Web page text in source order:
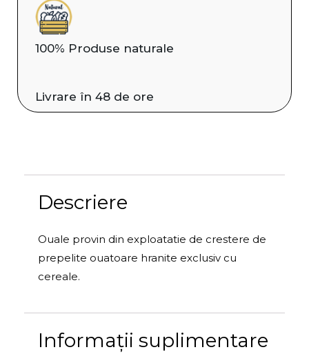
100% Produse naturale
Livrare în 48 de ore
Descriere
Ouale provin din exploatatie de crestere de
prepelite ouatoare hranite exclusiv cu
cereale.
Informații suplimentare